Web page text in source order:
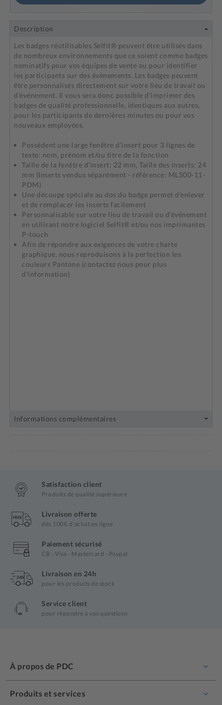
Description
Les badges réutilisables Selfit® peuvent être utilisés dans
de nombreux environnements que ce soient comme badges
nominatifs pour vos équipes de vente ou pour identifier
les participants sur des évènements. Les badges peuvent
être personnalisés directement sur votre lieu de travail ou
d’événement. Il vous sera donc possible d'imprimer des
badges de qualité professionnelle, identiques aux autres,
pour les participants de dernières minutes ou pour vos
nouveaux employées.
Possèdent une large fenêtre d’insert pour 3 lignes de
texte: nom, prénom et/ou titre de la fonction
Taille de la fenêtre d'insert: 22 mm, Taille des inserts: 24
mm (Inserts vendus séparément - référence: ML500-11-
PDM)
Une découpe spéciale au dos du badge permet d'enlever
et de remplacer les inserts facilement
Personnalisable sur votre lieu de travail ou d’événement
en utilisant notre logiciel Selfit® et/ou nos imprimantes
P-touch
Afin de répondre aux exigences de votre charte
graphique, nous reproduisons à la perfection les
couleurs Pantone (contactez nous pour plus
d'information)
Informations complémentaires
Satisfaction client
Produits de qualité supérieure
Livraison offerte
dès 100€ d'achat en ligne
Paiement sécurisé
CB - Visa - Mastercard - Paypal
Livraison en 24h
pour les produits de stock
Service client
pour répondre à vos questions
À propos de PDC
Produits et services